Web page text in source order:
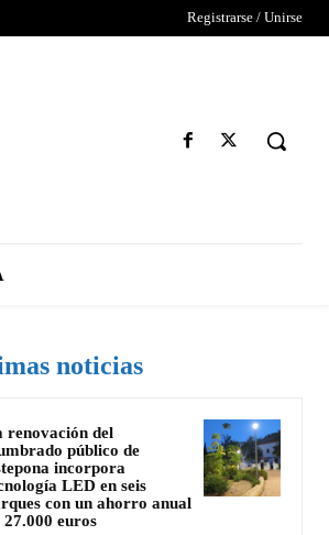
Registrarse / Unirse
noticias
renovación del
público de
incorpora
LED en seis
con un ahorro anual
27.000 euros